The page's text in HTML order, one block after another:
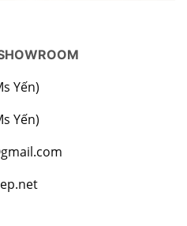
Yến)
Yến)